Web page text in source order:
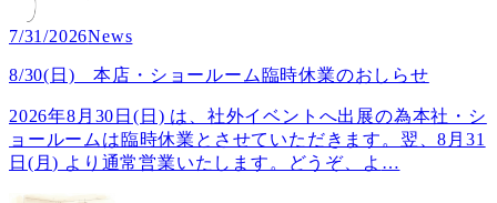
7/31/2026News
8/30(日) 本店・ショールーム臨時休業のおしらせ
2026年8月30日(日) は、社外イベントへ出展の為本社・シ
ョールームは臨時休業とさせていただきます。翌、8月31
日(月) より通常営業いたします。どうぞ、よ …